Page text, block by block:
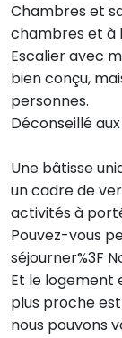
Chambres et
chambres et à
Escalier avec
bien conçu,
personnes.
Déconseillé
Une bâtisse
un cadre de
activités à
Pouvez-vous
séjourner%3F
Et le logement
plus proche
nous pouvons